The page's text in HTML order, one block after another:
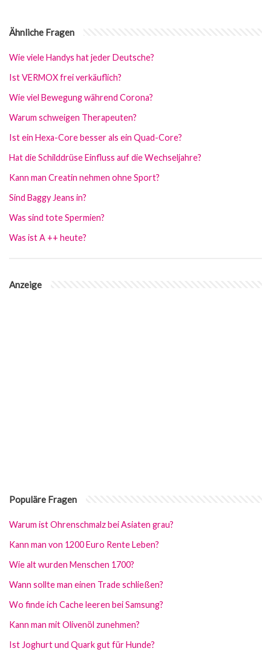
Ähnliche Fragen
Wie viele Handys hat jeder Deutsche?
Ist VERMOX frei verkäuflich?
Wie viel Bewegung während Corona?
Warum schweigen Therapeuten?
Ist ein Hexa-Core besser als ein Quad-Core?
Hat die Schilddrüse Einfluss auf die Wechseljahre?
Kann man Creatin nehmen ohne Sport?
Sind Baggy Jeans in?
Was sind tote Spermien?
Was ist A ++ heute?
Anzeige
Populäre Fragen
Warum ist Ohrenschmalz bei Asiaten grau?
Kann man von 1200 Euro Rente Leben?
Wie alt wurden Menschen 1700?
Wann sollte man einen Trade schließen?
Wo finde ich Cache leeren bei Samsung?
Kann man mit Olivenöl zunehmen?
Ist Joghurt und Quark gut für Hunde?